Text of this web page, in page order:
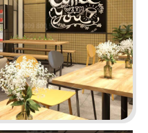
24
HOÀNG NGỌC
Beach Bar